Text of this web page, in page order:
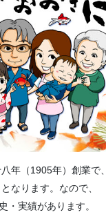
年（1905年）創業で、
なります。なので、
・実績があります。